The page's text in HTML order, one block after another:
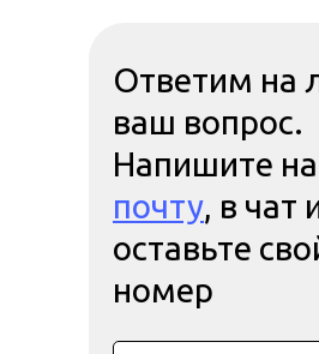
Ответим на
ваш вопрос.
Напишите
почту, в чат
оставьте
номер